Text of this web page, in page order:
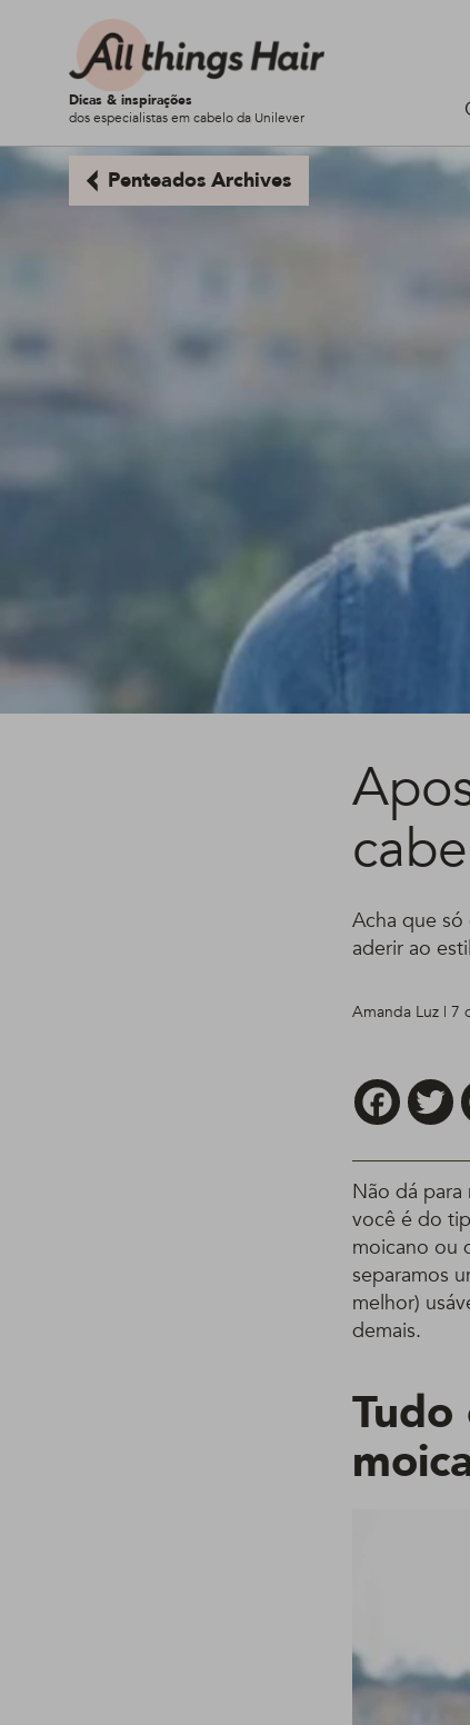
Dicas & inspirações
dos especialistas em cabelo da Unilever
Penteados Archives
Acha que
aderir ao
Amanda Luz | 7
Não dá para
você é do
moicano ou
separamos
melhor)
demais.